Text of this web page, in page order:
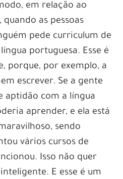
em relação ao
quando as pessoas
pede curriculum de
portuguesa. Esse é
porque, por exemplo, a
escrever. Se a gente
aptidão com a língua
aprender, e ela está
sendo
vários cursos de
Isso não quer
E esse é um